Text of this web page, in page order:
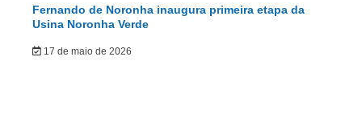
Fernando de Noronha inaugura primeira etapa da
Usina Noronha Verde
17 de maio de 2026